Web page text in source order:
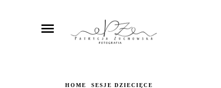
HOME SESJE DZIECIĘCE